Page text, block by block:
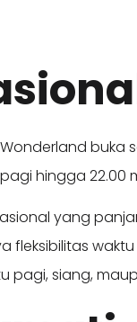
buka
hingga 22.00
yang
fleksibilitas
pagi, siang,